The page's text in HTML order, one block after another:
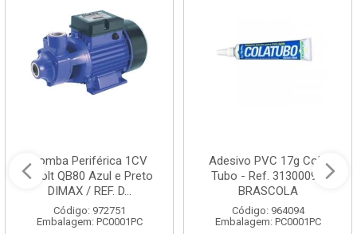
Bomba Periférica 1CV
Bivolt QB80 Azul e Preto
DIMAX / REF. D...
Código: 972751
Embalagem: PC0001PC
Adesivo PVC 17g Cola
Tubo - Ref. 3130009 -
BRASCOLA
Código: 964094
Embalagem: PC0001PC